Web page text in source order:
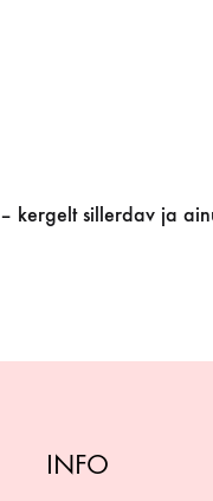
kergelt sillerdav ja
INFO